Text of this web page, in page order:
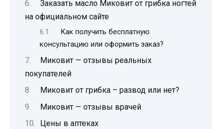
Заказать масло Миковит от грибка ногтей
на официальном сайте
Как получить бесплатную
консультацию или оформить заказ?
Миковит — отзывы реальных
покупателей
Миковит от грибка – развод или нет?
Миковит — отзывы врачей
Цены в аптеках